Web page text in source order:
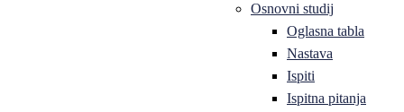
Osnovni studij
Oglasna tabla
Nastava
Ispiti
Ispitna pitanja